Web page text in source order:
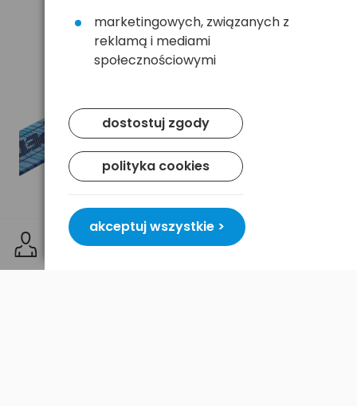
marketingowych, związanych z
reklamą i mediami
społecznościowymi
dostostuj zgody
polityka cookies
akceptuj wszystkie >